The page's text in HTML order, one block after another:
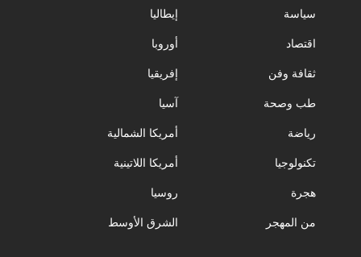
سياسة
اقتصاد
ثقافة وفن
طب وصحة
رياضة
تكنولوجيا
هجرة
من المهجر
إيطاليا
أوروبا
إفريقيا
آسيا
أمريكا الشمالية
أمريكا اللاتينية
روسيا
الشرق الأوسط